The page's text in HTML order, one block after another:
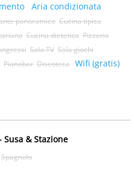
Aria condizionata
panoramico Cucina tipica
Cucina dietetica Pizzeria
Sala TV Sala giochi
Pianobar Discoteca Wifi (gratis)
& Stazione
Spagnolo